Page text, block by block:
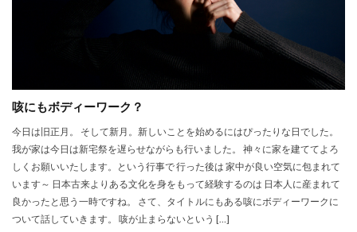
咳にもボディーワーク？
今日は旧正月。 そして新月。新しいことを始めるにはぴったりな日でした。
我が家は今日は新宅祭を遅らせながらも行いました。 神々に家を建ててよろ
しくお願いいたします。という行事で 行った後は 家中が良い空気に包まれて
います～ 日本古来よりある文化を身をもって経験するのは 日本人に産まれて
良かったと思う一時ですね。 さて、タイトルにもある咳にボディーワークに
ついて話していきます。 咳が止まらないという […]